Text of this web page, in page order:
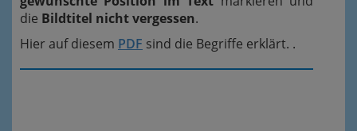
die Bildtitel nicht vergessen.
Hier auf diesem PDF sind die Begriffe erklärt. .